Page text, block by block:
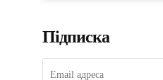
Підписка